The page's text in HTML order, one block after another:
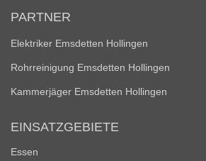
PARTNER
Elektriker Emsdetten Hollingen
Rohrreinigung Emsdetten Hollingen
Kammerjäger Emsdetten Hollingen
EINSATZGEBIETE
Essen